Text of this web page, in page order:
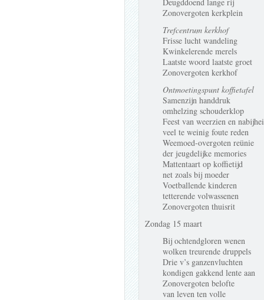
Zonovergoten kerkplein
Trefcentrum kerkhof
Frisse lucht wandeling
Kwinkelerende merels
Laatste woord laatste groet
Zonovergoten kerkhof
Ontmoetingspunt koffietafel
Samenzijn handdruk
omhelzing schouderklop
Feest van weerzien en
veel te weinig foute reden
Weemoed-overgoten reünie
der jeugdelijke memories
Mattentaart op koffietijd
net zoals bij moeder
Voetballende kinderen
tetterende volwassenen
Zonovergoten thuisrit
Zondag 15 maart
Bij ochtendgloren wenen
wolken treurende druppels
Drie v’s ganzenvluchten
kondigen gakkend lente aan
Zonovergoten belofte
van leven ten volle